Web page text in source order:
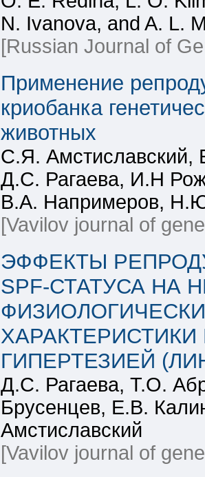
N. Ivanova, and A. L.
[Russian Journal of
Применение
криобанка
животных
С.Я.
Д.С. Рагаева, И.Н
В.А. Напримеров,
[Vavilov journal of
ЭФФЕКТЫ
SPF-СТАТУСА НА
ГИПЕРТЕЗИЕЙ
Д.С. Рагаева, Т.О.
Брусенцев, Е.В.
Амстиславский
[Vavilov journal of